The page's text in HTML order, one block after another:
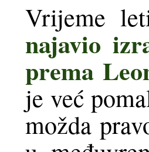
Vrijeme
najavio
prema
je već
možda